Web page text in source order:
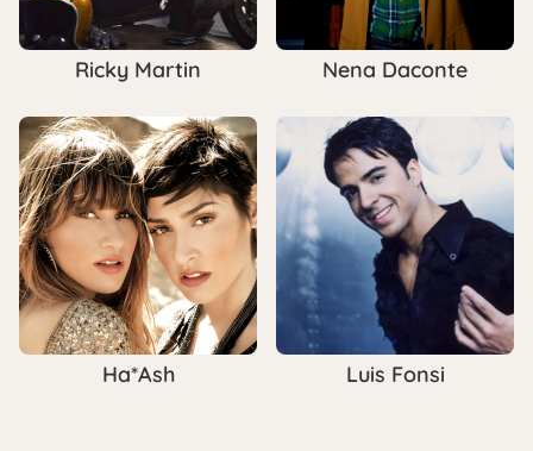
Ricky Martin Nena Daconte
Ha*Ash Luis Fonsi